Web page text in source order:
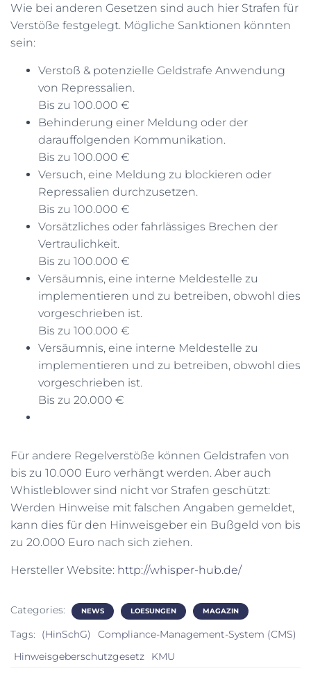
Wie bei anderen Gesetzen sind auch hier Strafen für
Verstöße festgelegt. Mögliche Sanktionen könnten
sein:
Verstoß & potenzielle Geldstrafe Anwendung
von Repressalien.
Bis zu 100.000 €
Behinderung einer Meldung oder der
darauffolgenden Kommunikation.
Bis zu 100.000 €
Versuch, eine Meldung zu blockieren oder
Repressalien durchzusetzen.
Bis zu 100.000 €
Vorsätzliches oder fahrlässiges Brechen der
Vertraulichkeit.
Bis zu 100.000 €
Versäumnis, eine interne Meldestelle zu
implementieren und zu betreiben, obwohl dies
vorgeschrieben ist.
Bis zu 100.000 €
Versäumnis, eine interne Meldestelle zu
implementieren und zu betreiben, obwohl dies
vorgeschrieben ist.
Bis zu 20.000 €
Für andere Regelverstöße können Geldstrafen von
bis zu 10.000 Euro verhängt werden. Aber auch
Whistleblower sind nicht vor Strafen geschützt:
Werden Hinweise mit falschen Angaben gemeldet,
kann dies für den Hinweisgeber ein Bußgeld von bis
zu 20.000 Euro nach sich ziehen.
Hersteller Website: http://whisper-hub.de/
Categories: NEWS LOESUNGEN MAGAZIN
Tags: (HinSchG)
Compliance-Management-System (CMS)
Hinweisgeberschutzgesetz
KMU